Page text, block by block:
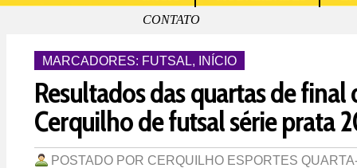
CONTATO
MARCADORES: FUTSAL, INÍCIO
Resultados das quartas de final
Cerquilho de futsal série prata
POSTADO POR CERQUILHO ESPORTES